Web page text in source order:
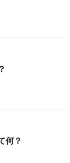
何？